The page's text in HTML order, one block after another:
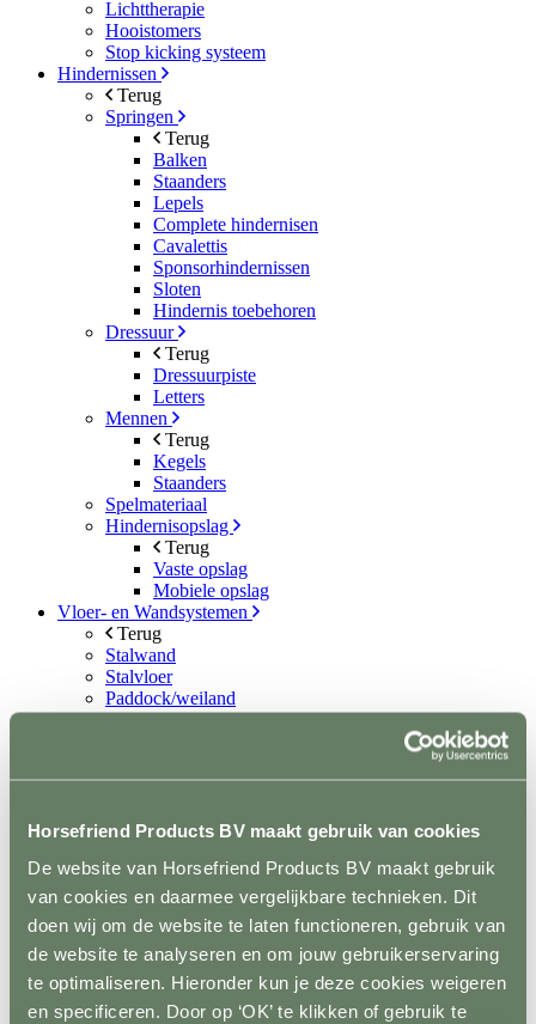
Horsefriend Products BV maakt gebruik van cookies
De website van Horsefriend Products BV maakt gebruik
van cookies en daarmee vergelijkbare technieken. Dit
doen wij om de website te laten functioneren, gebruik van
de website te analyseren en om jouw gebruikerservaring
te optimaliseren. Hieronder kun je deze cookies weigeren
en specificeren. Door op ‘OK’ te klikken of gebruik te
Lichttherapie
Hooistomers
Stop kicking systeem
Hindernissen
Terug
Springen
Terug
Balken
Staanders
Lepels
Complete hindernisen
Cavalettis
Sponsorhindernissen
Sloten
Hindernis toebehoren
Dressuur
Terug
Dressuurpiste
Letters
Mennen
Terug
Kegels
Staanders
Spelmateriaal
Hindernisopslag
Terug
Vaste opslag
Mobiele opslag
Vloer- en Wandsystemen
Terug
Stalwand
Stalvloer
Paddock/weiland
Wasplaatsen
Stap/draf molen
Horsefloor gietvloer
Ontvetten / lijmen / Kitten
Sale
+31(0)546 639 000
info@horsefriend.nl
Webshop home
Boxen en Stallen